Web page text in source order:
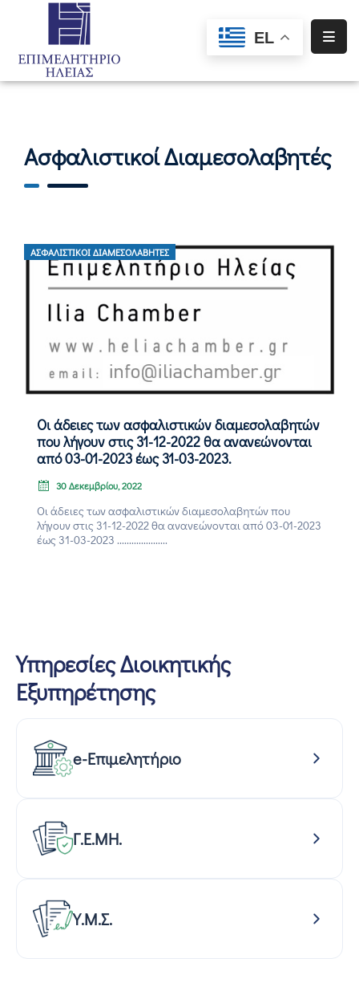
EL
Αρχική
Ειδική
Πληροφόρηση
Προγράμματα
Ασφαλιστικοί Διαμεσολαβητές
ΑΣΦΑΛΙΣΤΙΚΟΊ ΔΙΑΜΕΣΟΛΑΒΗΤΈΣ
Οι άδειες των ασφαλιστικών διαμεσολαβητών
που λήγουν στις 31-12-2022 θα ανανεώνονται
από 03-01-2023 έως 31-03-2023.
30 Δεκεμβρίου, 2022
Οι άδειες των ασφαλιστικών διαμεσολαβητών που
λήγουν στις 31-12-2022 θα ανανεώνονται από 03-01-2023
έως 31-03-2023 .....................
Υπηρεσίες Διοικητικής
Εξυπηρέτησης
e-Επιμελητήριο
Γ.Ε.ΜΗ.
Υ.Μ.Σ.